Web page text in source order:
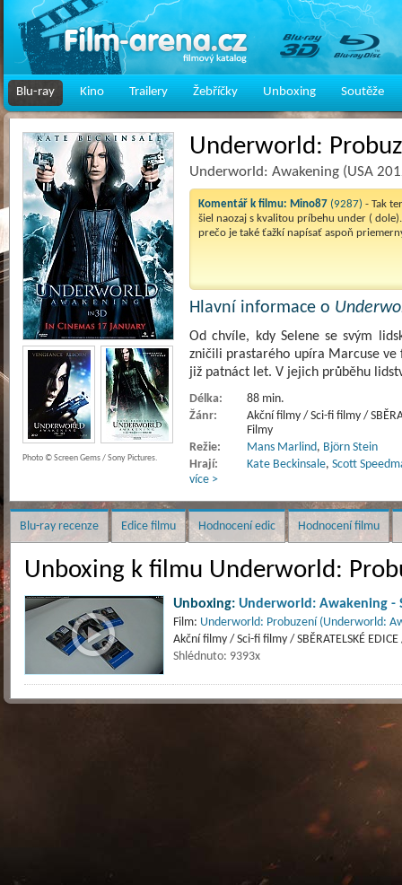
Blu-ray Kino Trailery Žebříčky Unboxing Soutěže
Underworld:
Underworld: Awakening (USA
Komentář k filmu: Mino87 (9287) - Tak
šiel naozaj s kvalitou príbehu under (
prečo je také ťažkí napísať aspoň
Hlavní informace o
Od chvíle, kdy Selene se svým
zničili prastarého upíra Marcuse
již patnáct let. V jejich průběhu
Délka:
88 min.
Žánr:
Akční filmy / Sci-fi filmy /
Filmy
Režie:
Mans Marlind, Björn Stein
Hrají:
Kate Beckinsale, Scott
více >
Photo © Screen Gems / Sony Pictures.
Blu-ray recenze Edice filmu Hodnocení edic Hodnocení filmu
Unboxing k filmu Underworld:
Unboxing: Underworld: Awakening -
Film: Underworld: Probuzení (Underworld:
Akční filmy / Sci-fi filmy / SBĚRATELSKÉ
Shlédnuto: 9393x